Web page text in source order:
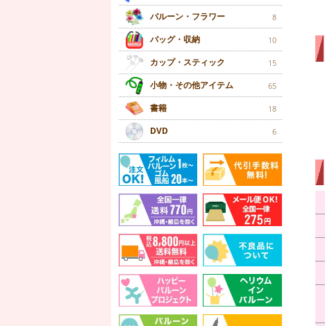
バルーン・フラワー 8
バッグ・収納 10
カップ・スティック 15
小物・その他アイテム 65
書籍 18
DVD 6